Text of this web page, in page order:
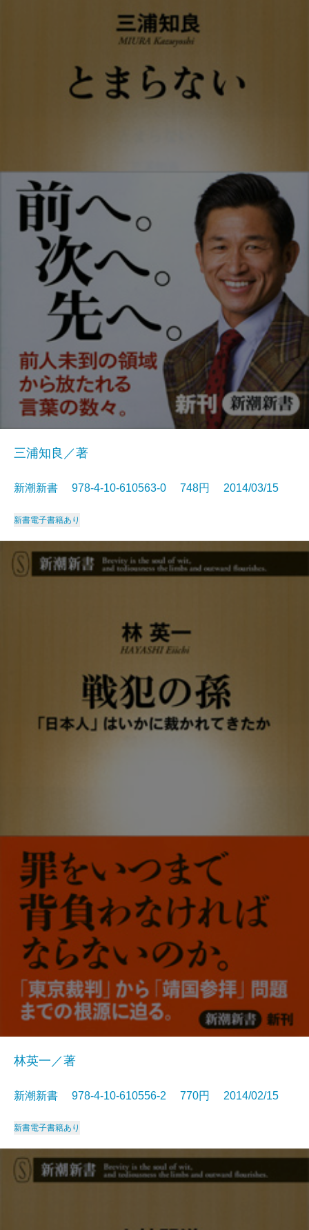
三浦知良／著
新潮新書 978-4-10-610563-0 748円 2014/03/15
新書電子書籍あり
林英一／著
新潮新書 978-4-10-610556-2 770円 2014/02/15
新書電子書籍あり